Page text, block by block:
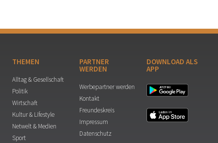
THEMEN
Alltag & Gesellschaft
Politik
Wirtschaft
Kultur & Lifestyle
Netwelt & Medien
Sport
PARTNER
WERDEN
Werbepartner werden
Kontakt
Freundeskreis
Impressum
Datenschutz
DOWNLOAD ALS
APP